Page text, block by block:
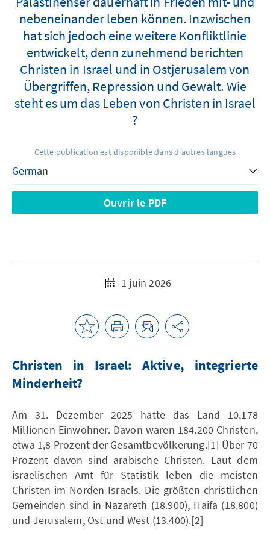
nebeneinander leben können. Inzwischen
hat sich jedoch eine weitere Konfliktlinie
entwickelt, denn zunehmend berichten
Christen in Israel und in Ostjerusalem von
Übergriffen, Repression und Gewalt. Wie
steht es um das Leben von Christen in Israel
?
Cette publication est disponible dans d'autres langues
Ouvrir le PDF
1 juin 2026
Christen in Israel: Aktive, integrierte
Minderheit?
Am 31. Dezember 2025 hatte das Land 10,178
Millionen Einwohner. Davon waren 184.200 Christen,
etwa 1,8 Prozent der Gesamtbevölkerung.[1] Über 70
Prozent davon sind arabische Christen. Laut dem
israelischen Amt für Statistik leben die meisten
Christen im Norden Israels. Die größten christlichen
Gemeinden sind in Nazareth (18.900), Haifa (18.800)
und Jerusalem, Ost und West (13.400).[2]